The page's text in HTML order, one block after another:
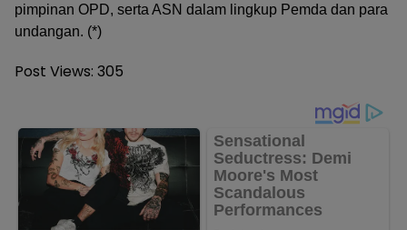
pimpinan OPD, serta ASN dalam lingkup Pemda dan para
undangan. (*)
Post Views: 305